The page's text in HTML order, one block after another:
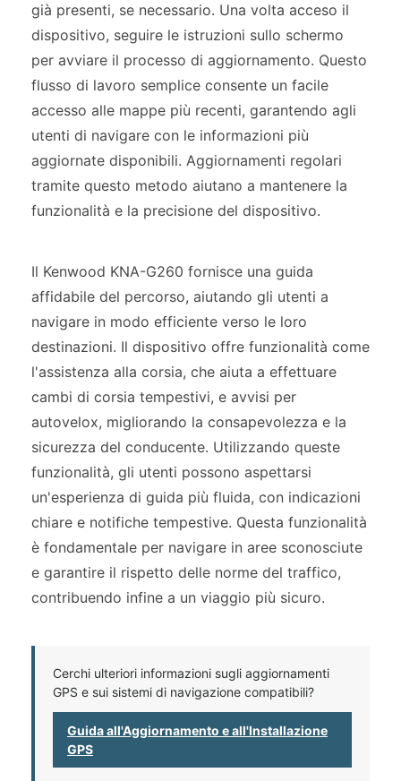
già presenti, se necessario. Una volta acceso il
dispositivo, seguire le istruzioni sullo schermo
per avviare il processo di aggiornamento. Questo
flusso di lavoro semplice consente un facile
accesso alle mappe più recenti, garantendo agli
utenti di navigare con le informazioni più
aggiornate disponibili. Aggiornamenti regolari
tramite questo metodo aiutano a mantenere la
funzionalità e la precisione del dispositivo.
Il Kenwood KNA-G260 fornisce una guida
affidabile del percorso, aiutando gli utenti a
navigare in modo efficiente verso le loro
destinazioni. Il dispositivo offre funzionalità come
l'assistenza alla corsia, che aiuta a effettuare
cambi di corsia tempestivi, e avvisi per
autovelox, migliorando la consapevolezza e la
sicurezza del conducente. Utilizzando queste
funzionalità, gli utenti possono aspettarsi
un'esperienza di guida più fluida, con indicazioni
chiare e notifiche tempestive. Questa funzionalità
è fondamentale per navigare in aree sconosciute
e garantire il rispetto delle norme del traffico,
contribuendo infine a un viaggio più sicuro.
Cerchi ulteriori informazioni sugli aggiornamenti
GPS e sui sistemi di navigazione compatibili?
Guida all'Aggiornamento e all'Installazione
GPS